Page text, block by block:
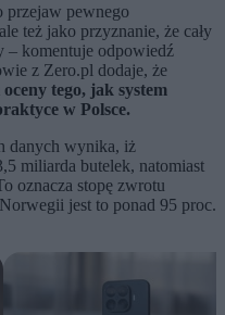
przejaw pewnego
też jako przyznanie, że cały
– komentuje odpowiedź
z Zero.pl dodaje, że
tego, jak system
w Polsce.
danych wynika, iż
miliarda butelek, natomiast
oznacza stopę zwrotu
jest to ponad 95 proc.